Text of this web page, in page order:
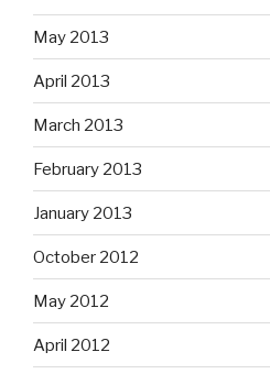
May 2013
April 2013
March 2013
February 2013
January 2013
October 2012
May 2012
April 2012